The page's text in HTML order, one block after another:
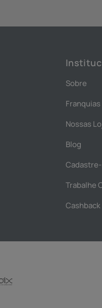
Sobre
Franquias
Nossas
Blog
Trabalhe
Cashback